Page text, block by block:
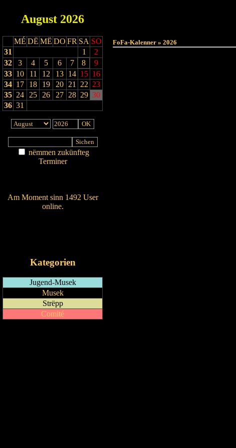
August 2026
MÉ DË MË DO FR SA SO
31
1
2
32
3 4 5 6 7 8
9
33 10 11 12 13 14 15 16
34 17 18 19 20 21 22 23
35 24 25 26 27 28 29 30
36 31
nëmmen zukünfteg
Terminer
Am Moment sinn 1492 User
online.
Kategorien
Jugend-Musek
Musek
Strëpp
Comité
FoFa-Kalenner » 2026